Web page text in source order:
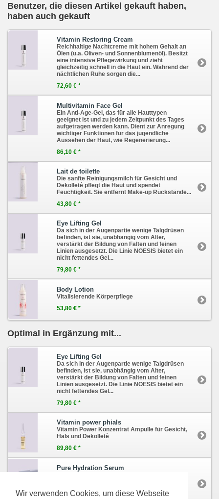
Wir verwenden Cookies, um diese Webseite
Benutzer, die diesen Artikel gekauft haben,
haben auch gekauft
Vitamin Restoring Cream
Reichhaltige Nachtcreme mit hohem Gehalt an
Ölen (u.a. Oliven- und Sonnenblumenöl). Besitzt
eine intensive Pflegewirkung und zieht
gleichzeitig schnell in die Haut ein. Während der
nächtlichen Ruhe sorgen die...
72,60 € *
Multivitamin Face Gel
Ein Anti-Age-Gel, das für alle Hauttypen
geeignet ist und zu jedem Zeitpunkt des Tages
aufgetragen werden kann. Dient zur Anregung
wichtiger Funktionen für das jugendliche
Aussehen der Haut, wie Regenerierung...
86,10 € *
Lait de toilette
Die sanfte Reinigungsmilch für Gesicht und
Dekolleté pflegt die Haut und spendet
Feuchtigkeit. Sie entfernt Make-up Rückstände...
43,80 € *
Eye Lifting Gel
Da sich in der Augenpartie wenige Talgdrüsen
befinden, ist sie, unabhängig vom Alter,
verstärkt der Bildung von Falten und feinen
Linien ausgesetzt. Die Linie NOESIS bietet ein
nicht fettendes Gel...
79,80 € *
Body Lotion
Vitalisierende Körperpflege
53,80 € *
Optimal in Ergänzung mit...
Eye Lifting Gel
Da sich in der Augenpartie wenige Talgdrüsen
befinden, ist sie, unabhängig vom Alter,
verstärkt der Bildung von Falten und feinen
Linien ausgesetzt. Die Linie NOESIS bietet ein
nicht fettendes Gel...
79,80 € *
Vitamin power phials
Vitamin Power Konzentrat Ampulle für Gesicht,
Hals und Dekolletè
89,80 € *
Pure Hydration Serum